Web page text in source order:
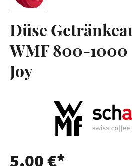
Düse
WMF 800-1000
Joy
5,00 €*